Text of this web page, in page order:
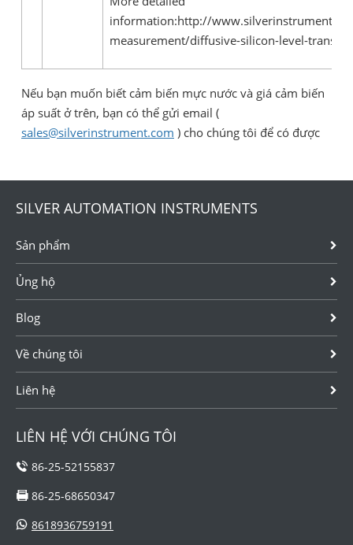
information:http://
measurement/diffusive-silicon-level-
Nếu bạn muốn biết cảm biến mực nước và giá cảm biến
áp suất ở trên, bạn có thể gửi email (
sales@silverinstrument.com ) cho chúng tôi để có được
SILVER AUTOMATION INSTRUMENTS
Sản phẩm
Ủng hộ
Blog
Về chúng tôi
Liên hệ
LIÊN HỆ VỚI CHÚNG TÔI
86-25-52155837
86-25-68650347
8618936759191